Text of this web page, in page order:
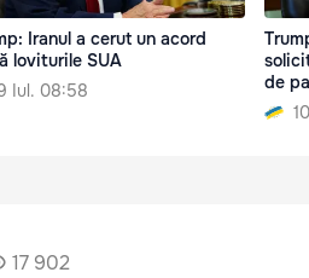
Iranul a cerut un acord
loviturile SUA
Iul. 08:58
de
17 902